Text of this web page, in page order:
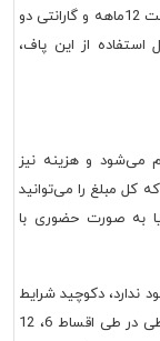
برای آن‌ها رایگان است. دکوچید برای این محصول ضمانت 12ماهه و گارانتی دو
از این پاف،
می‌شود و هزینه نیز
کل مبلغ را می‌توانید
به صورت حضوری با
ندارد، دکوچید شرایط
اقساطی را نیز فراهم کرده است. شرایط پرداخت اقساطی در طی اقساط 6، 12